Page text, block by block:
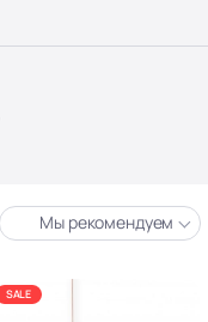
Мы рекомендуем
SALE